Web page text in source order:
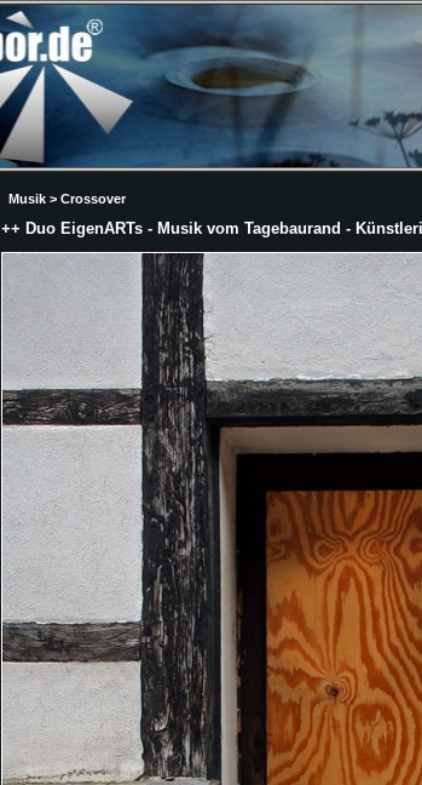
Musik > Crossover
++ Duo EigenARTs - Musik vom Tagebaurand -